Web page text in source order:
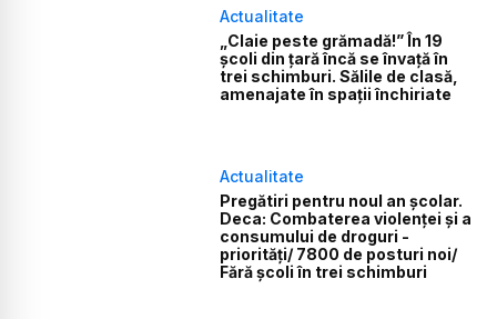
Actualitate
„Claie peste grămadă!” În 19
școli din țară încă se învață în
trei schimburi. Sălile de clasă,
amenajate în spații închiriate
Actualitate
Pregătiri pentru noul an școlar.
Deca: Combaterea violenței și a
consumului de droguri -
priorități/ 7800 de posturi noi/
Fără școli în trei schimburi